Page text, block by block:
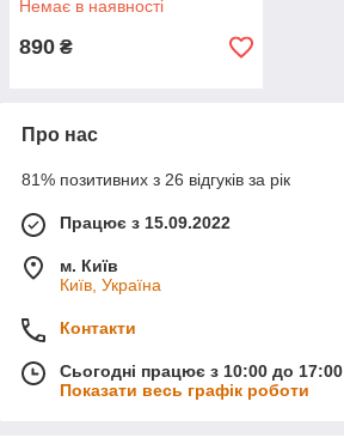
Немає в наявності
890 ₴
Про нас
81% позитивних з 26 відгуків за рік
Працює з 15.09.2022
м. Київ
Київ, Україна
Контакти
Сьогодні працює з 10:00 до 17:00
Показати весь графік роботи